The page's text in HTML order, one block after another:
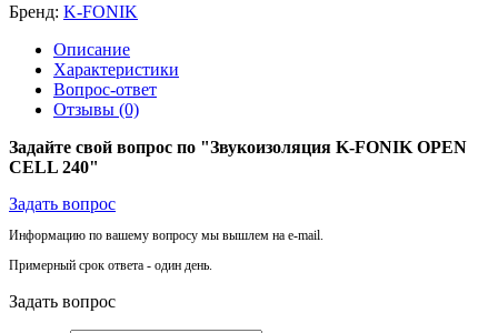
Бренд: K-FONIK
Описание
Характеристики
Вопрос-ответ
Отзывы (0)
Задайте свой вопрос по "Звукоизоляция K-FONIK OPEN
CELL 240"
Задать вопрос
Информацию по вашему вопросу мы вышлем на e-mail.
Примерный срок ответа - один день.
Задать вопрос